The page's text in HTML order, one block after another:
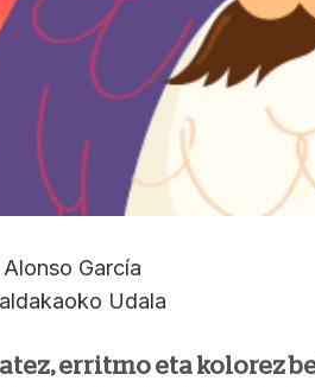
García
Udala
erritmo eta kolorez